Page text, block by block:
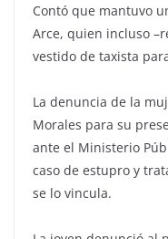
Contó que mantuvo
Arce, quien incluso
vestido de taxista
La denuncia de la
Morales para su
ante el Ministerio
caso de estupro y
se lo vincula.